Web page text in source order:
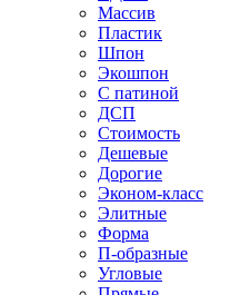
Массив
Пластик
Шпон
Экошпон
С патиной
ДСП
Стоимость
Дешевые
Дорогие
Эконом-класс
Элитные
Форма
П-образные
Угловые